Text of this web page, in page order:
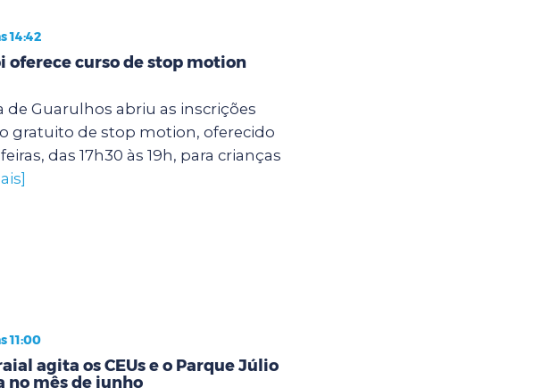
14:42
oferece curso de stop motion
de Guarulhos abriu as inscrições
gratuito de stop motion, oferecido
das 17h30 às 19h, para crianças
11:00
agita os CEUs e o Parque Júlio
no mês de junho